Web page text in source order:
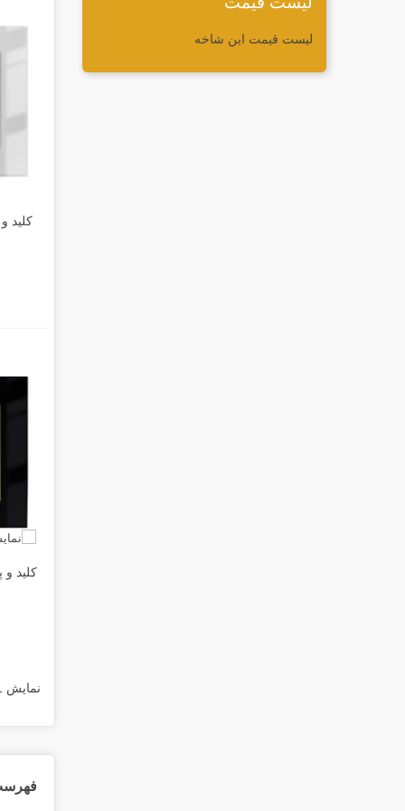
لیست قیمت این شاخه
کلید
کلید
نمایش 1 تا 6 از 6 مورد